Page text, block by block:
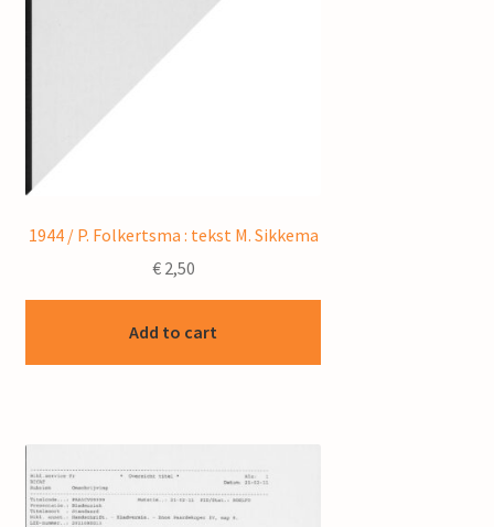
1944 / P. Folkertsma : tekst M. Sikkema
€2,50
Add to cart